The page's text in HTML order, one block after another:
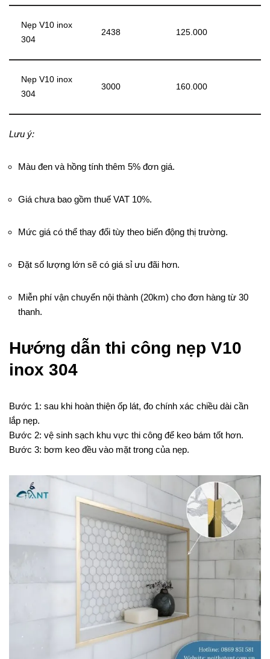
Nẹp V10 inox
304
2438 125.000
Nẹp V10 inox
304
3000 160.000
Lưu ý:
Màu đen và hồng tính thêm 5% đơn giá.
Giá chưa bao gồm thuế VAT 10%.
Mức giá có thể thay đổi tùy theo biến động thị trường.
Đặt số lượng lớn sẽ có giá sỉ ưu đãi hơn.
Miễn phí vận chuyển nội thành (20km) cho đơn hàng từ 30
thanh.
Hướng dẫn thi công nẹp V10
inox 304
Bước 1: sau khi hoàn thiện ốp lát, đo chính xác chiều dài cần
lắp nẹp.
Bước 2: vệ sinh sạch khu vực thi công để keo bám tốt hơn.
Bước 3: bơm keo đều vào mặt trong của nẹp.